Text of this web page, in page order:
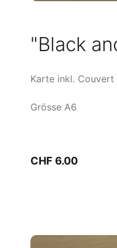
"Black
Karte inkl.
Grösse A6
CHF 6.00